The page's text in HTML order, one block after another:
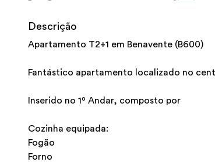
Descrição
Apartamento T2+1 em Benavente (B600)
Fantástico apartamento localizado no
Inserido no 1º Andar, composto por
Cozinha equipada:
Fogão
Forno